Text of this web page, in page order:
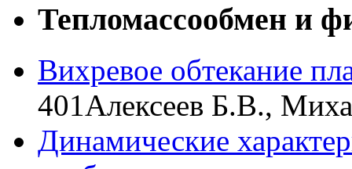
Тепломассообмен и
Вихревое обтекание
401Алексеев Б.В.,
Динамические